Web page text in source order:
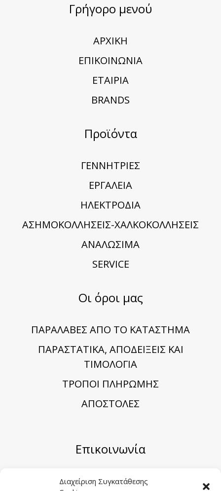
Διαχείριση Συγκατάθεσης
Γρήγορο μενού
ΑΡΧΙΚΗ
ΕΠΙΚΟΙΝΩΝΙΑ
ΕΤΑΙΡΙΑ
BRANDS
Προϊόντα
ΓΕΝΝΗΤΡΙΕΣ
ΕΡΓΑΛΕΙΑ
ΗΛΕΚΤΡΟΔΙΑ
ΑΣΗΜΟΚΟΛΛΗΣΕΙΣ-ΧΑΛΚΟΚΟΛΛΗΣΕΙΣ
ΑΝΑΛΩΣΙΜΑ
SERVICE
Οι όροι μας
ΠΑΡΑΛΑΒΕΣ ΑΠΟ ΤΟ ΚΑΤΑΣΤΗΜΑ
ΠΑΡΑΣΤΑΤΙΚΑ, ΑΠΟΔΕΙΞΕΙΣ ΚΑΙ
ΤΙΜΟΛΟΓΙΑ
TΡΟΠΟΙ ΠΛΗΡΩΜΗΣ
ΑΠΟΣΤΟΛΕΣ
Επικοινωνία
Μηριόνου 5-7, Αθήνα 104 41